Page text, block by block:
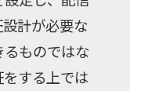
計が必要な
ものではな
する上では